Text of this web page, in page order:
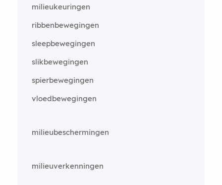
milieukeuringen
ribbenbewegingen
sleepbewegingen
slikbewegingen
spierbewegingen
vloedbewegingen
milieubeschermingen
milieuverkenningen